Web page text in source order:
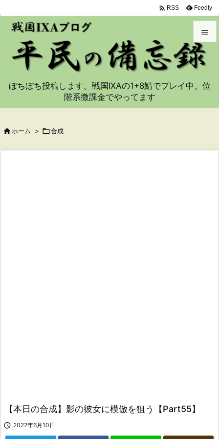


メニュ
サイド
 RSS Feedly
ぼちぼち投稿します。戦国IXAの1+8鯖でプレイ中。位
階系微課金でやってます
 ホーム > 合成
【本日の合成】影の彼女に模倣を狙う【Part55】
 2022年6月10日